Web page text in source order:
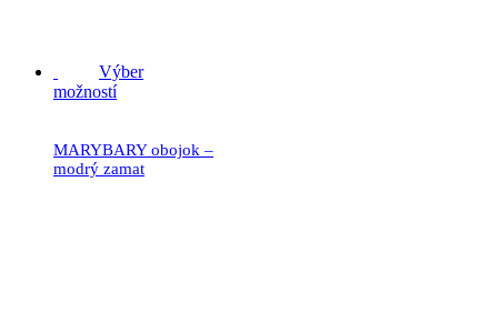
Výber
možností
MARYBARY obojok –
modrý zamat